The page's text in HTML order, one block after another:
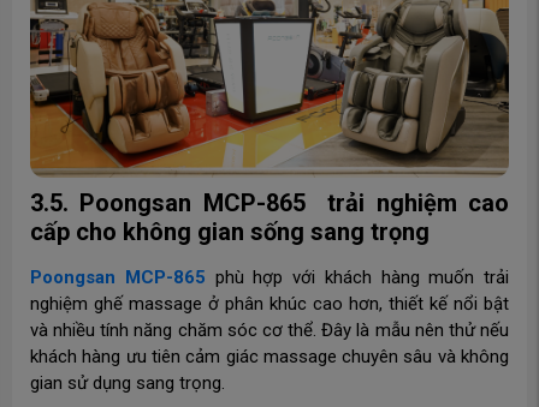
3.5. Poongsan MCP-865 trải nghiệm cao
cấp cho không gian sống sang trọng
Poongsan MCP-865 phù hợp với khách hàng muốn trải
nghiệm ghế massage ở phân khúc cao hơn, thiết kế nổi bật
và nhiều tính năng chăm sóc cơ thể. Đây là mẫu nên thử nếu
khách hàng ưu tiên cảm giác massage chuyên sâu và không
gian sử dụng sang trọng.